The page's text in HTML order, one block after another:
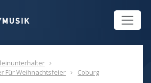
Für Weihnachtsfeier
Coburg